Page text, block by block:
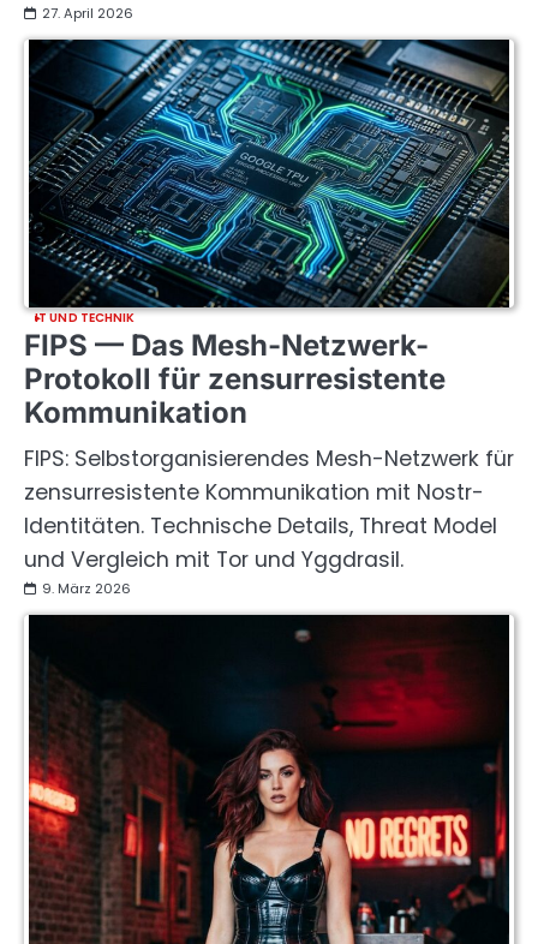
27. April 2026
IT UND TECHNIK
FIPS — Das Mesh-Netzwerk-
Protokoll für zensurresistente
Kommunikation
FIPS: Selbstorganisierendes Mesh-Netzwerk für
zensurresistente Kommunikation mit Nostr-
Identitäten. Technische Details, Threat Model
und Vergleich mit Tor und Yggdrasil.
9. März 2026